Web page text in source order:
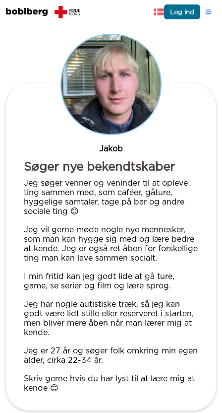
Log ind
Jakob
Søger nye bekendtskaber
Jeg søger venner og veninder til at opleve
ting sammen med, som caféer, gåture,
hyggelige samtaler, tage på bar og andre
sociale ting 😊
Jeg vil gerne møde nogle nye mennesker,
som man kan hygge sig med og lære bedre
at kende. Jeg er også ret åben for forskellige
ting man kan lave sammen socialt.
I min fritid kan jeg godt lide at gå ture,
game, se serier og film og lære sprog.
Jeg har nogle autistiske træk, så jeg kan
godt være lidt stille eller reserveret i starten,
men bliver mere åben når man lærer mig at
kende.
Jeg er 27 år og søger folk omkring min egen
alder, cirka 22-34 år.
Skriv gerne hvis du har lyst til at lære mig at
kende 😊